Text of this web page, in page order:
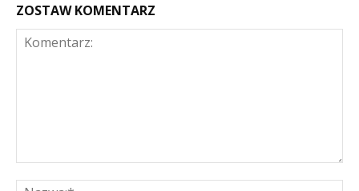
ZOSTAW KOMENTARZ